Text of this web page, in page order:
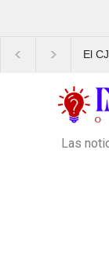
El CJNG
variedad
Montenegro
Las